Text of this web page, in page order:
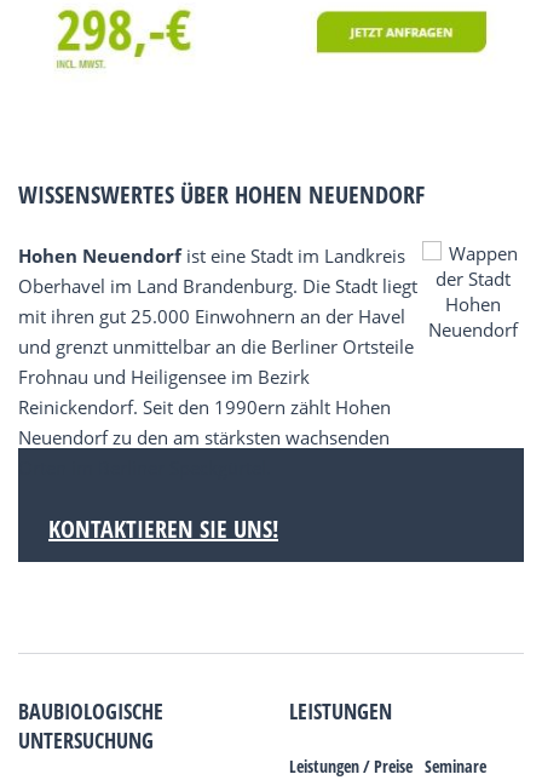
WISSENSWERTES ÜBER HOHEN NEUENDORF
Hohen Neuendorfist eine Stadt im Landkreis
Oberhavel im Land Brandenburg. Die Stadt liegt
mit ihren gut 25.000 Einwohnern an der Havel
und grenzt unmittelbar an die Berliner Ortsteile
Frohnau und Heiligensee im Bezirk
Reinickendorf. Seit den 1990ern zählt Hohen
Neuendorf zu den am stärksten wachsenden
KONTAKTIEREN SIE UNS!
BAUBIOLOGISCHE
UNTERSUCHUNG
LEISTUNGEN
Leistungen / Preise Seminare